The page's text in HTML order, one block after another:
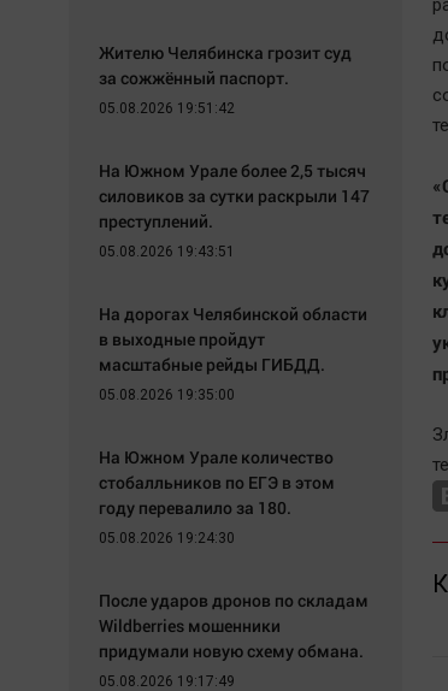
Жителю Челябинска грозит суд
за сожжённый паспорт.
05.08.2026 19:51:42
На Южном Урале более 2,5 тысяч
силовиков за сутки раскрыли 147
преступлений.
05.08.2026 19:43:51
На дорогах Челябинской области
в выходные пройдут
масштабные рейды ГИБДД.
05.08.2026 19:35:00
На Южном Урале количество
стобалльников по ЕГЭ в этом
году перевалило за 180.
05.08.2026 19:24:30
После ударов дронов по складам
Wildberries мошенники
придумали новую схему обмана.
05.08.2026 19:17:49